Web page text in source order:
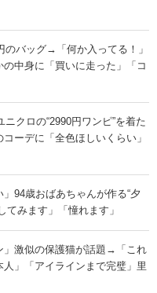
のバッグ→「何か入ってる！」
中身に「買いに走った」「コ
クロの“2990円ワンピ”を着た
デに「全色ほしいくらい」
」94歳おばあちゃんが作る“夕
てみます」「憧れます」
」激似の保護猫が話題→「これ
」「アイラインまで完璧」里